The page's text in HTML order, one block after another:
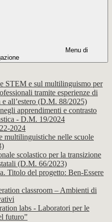
Menu di
STEM e sul multilinguismo per
tramite esperienze di
all’estero (D.M. 88/2025)
apprendimenti e contrasto
- D.M. 19/2024
2024
multilinguistiche nelle scuole
scolastico per la transizione
(D.M. 66/2023)
Titolo del progetto: Ben-Essere
classroom – Ambienti di
labs - Laboratori per le
futuro”